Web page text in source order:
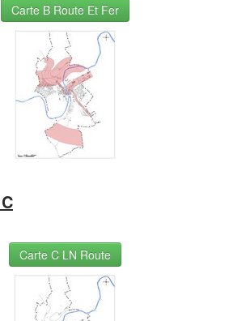
Carte B Route Et Fer
Carte C LN Route